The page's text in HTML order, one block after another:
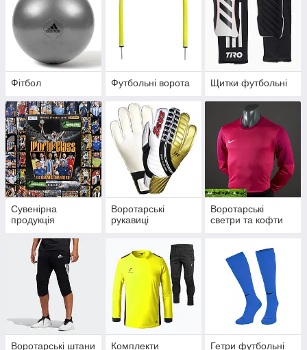
Фітбол Футбольні ворота Щитки футбольні
Сувенірна
продукція
Воротарські
рукавиці
Воротарські
светри та кофти
Воротарські штани
Комплекти
Гетри футбольні